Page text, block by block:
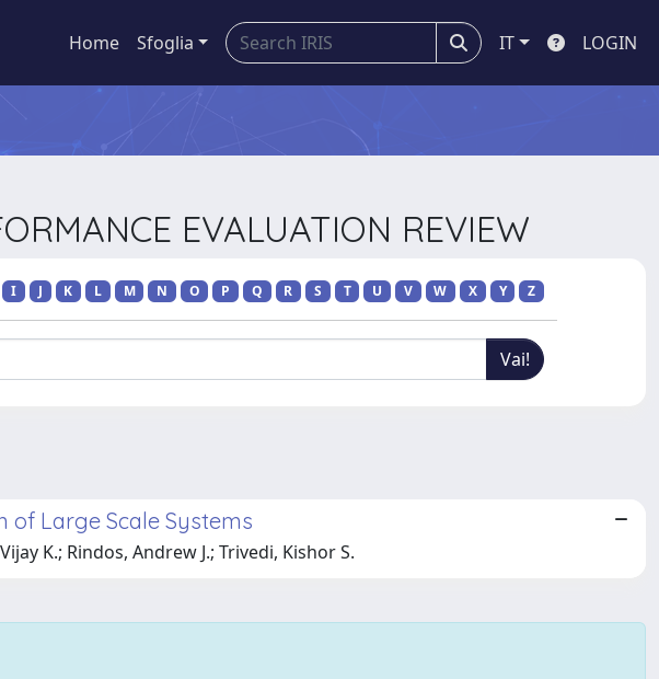
Home Sfoglia IT LOGIN
EVALUATION REVIEW
I J K L M N O P Q R S T U V W X Y Z
of Large Scale Systems
K.; Rindos, Andrew J.; Trivedi, Kishor S.